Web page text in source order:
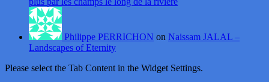
Philippe PERRICHON on Naissam JALAL –
Landscapes of Eternity
Please select the Tab Content in the Widget Settings.